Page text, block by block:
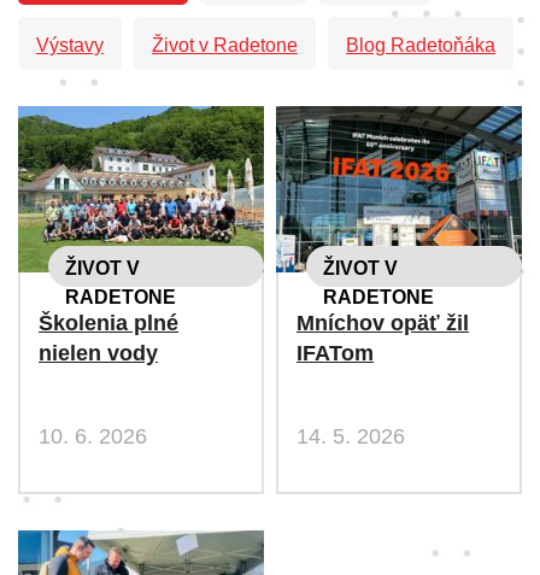
Výstavy Život v Radetone Blog Radetoňáka
ŽIVOT V
RADETONE
Školenia plné
nielen vody
10. 6. 2026
ŽIVOT V
RADETONE
Mníchov opäť žil
IFATom
14. 5. 2026